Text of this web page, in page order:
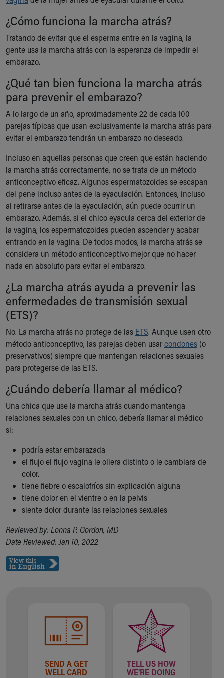
Ronald McDonald House Care Mobile
Health Centers
Financial Services
Price Estimates
Family Supports
Sports Health Services Provider for Akron Zips
New Parents
Find a Pediatrics Location
Find a Pediatrician
MyChart
Make an Appointment
Child Passenger Safety
Safe Sleep for Babies
Safe Sleep
About Akron Children's Pediatrics
Who We Are
Building a Brighter Future
Our Mission, Vision, Promise
Calendar of Events
Community Mission
Connect With Us
Our Culture of Caring
Newsroom
Our Leadership
Quality and Patient Safety
Unity and Engagement
Women's Board
Our History
More childhood, please.™
Your Visit
MyChart Telehealth Visits
Directions
Financial Services
Rest Accommodations
Visiting
Gift Shop
Department of Public Safety
Health Info
Healthy Info, Healthy Kids
Inside Children's Blog
KidsHealth Topics
Family Library
Symptom Checker
Skip to main content
¿Cómo funciona la marcha atrás?
Tratando de evitar que el esperma entre en la vagina, la
gente usa la marcha atrás con la esperanza de impedir el
embarazo.
¿Qué tan bien funciona la marcha atrás
para prevenir el embarazo?
A lo largo de un año, aproximadamente 22 de cada 100
parejas típicas que usan exclusivamente la marcha atrás para
evitar el embarazo tendrán un embarazo no deseado.
Incluso en aquellas personas que creen que están haciendo
la marcha atrás correctamente, no se trata de un método
anticonceptivo eficaz. Algunos espermatozoides se escapan
del pene incluso antes de la eyaculación. Entonces, incluso
al retirarse antes de la eyaculación, aún puede ocurrir un
embarazo. Además, si el chico eyacula cerca del exterior de
la vagina, los espermatozoides pueden ascender y acabar
entrando en la vagina. De todos modos, la marcha atrás se
considera un método anticonceptivo mejor que no hacer
nada en absoluto para evitar el embarazo.
¿La marcha atrás ayuda a prevenir las
enfermedades de transmisión sexual
(ETS)?
No. La marcha atrás no protege de las ETS. Aunque usen otro
método anticonceptivo, las parejas deben usarcondones (o
preservativos) siempre que mantengan relaciones sexuales
para protegerse de las ETS.
¿Cuándo debería llamar al médico?
Una chica que use la marcha atrás cuando mantenga
relaciones sexuales con un chico, debería llamar al médico
si:
podría estar embarazada
el flujo el flujo vagina le oliera distinto o le cambiara de
color.
tiene fiebre o escalofríos sin explicación alguna
tiene dolor en el vientre o en la pelvis
siente dolor durante las relaciones sexuales
Reviewed by: Lonna P. Gordon, MD
Date Reviewed: Jan 10, 2022
SEND A GET
WELL CARD
TELL US HOW
WE'RE DOING